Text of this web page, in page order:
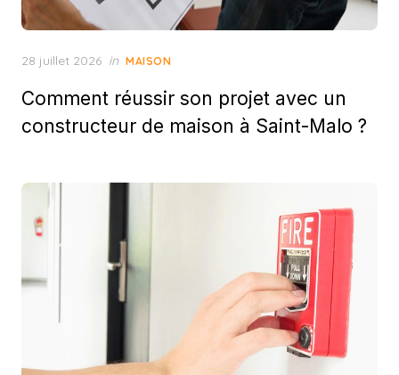
Posted
28 juillet 2026 in MAISON
Comment réussir son projet avec un
constructeur de maison à Saint-Malo ?